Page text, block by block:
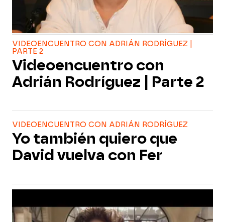
VIDEOENCUENTRO CON ADRIÁN RODRÍGUEZ |
PARTE 2
Videoencuentro con
Adrián Rodríguez | Parte 2
VIDEOENCUENTRO CON ADRIÁN RODRÍGUEZ
Yo también quiero que
David vuelva con Fer